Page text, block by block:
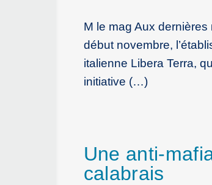
M le mag Aux
début novembre,
italienne Libera Terra,
initiative (…)
Une anti-
calabrais